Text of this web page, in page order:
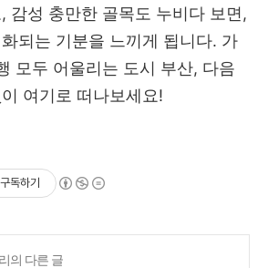
감성 충만한 골목도 누비다 보면,
되는 기분을 느끼게 됩니다. 가
모두 어울리는 도시 부산, 다음
여기로 떠나보세요!
구독하기
의 다른 글